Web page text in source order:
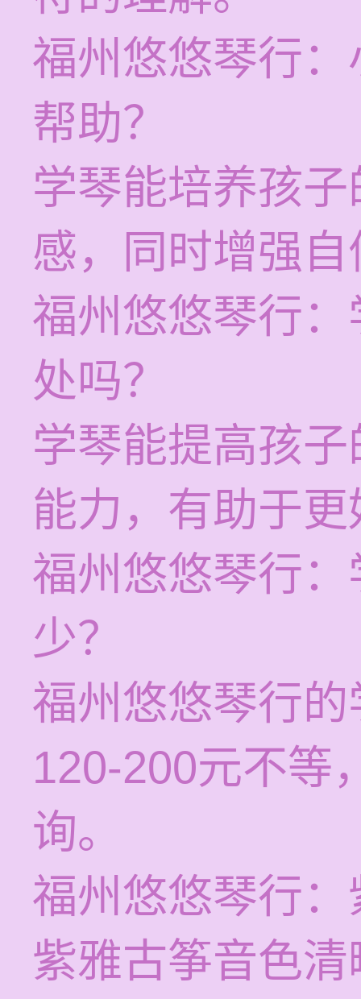
福州悠悠琴行
帮助？
学琴能培养孩
感，同时增强
福州悠悠琴行
处吗？
学琴能提高孩
能力，有助于
福州悠悠琴行
少？
福州悠悠琴行
120-200元不等
询。
福州悠悠琴行
紫雅古筝音色